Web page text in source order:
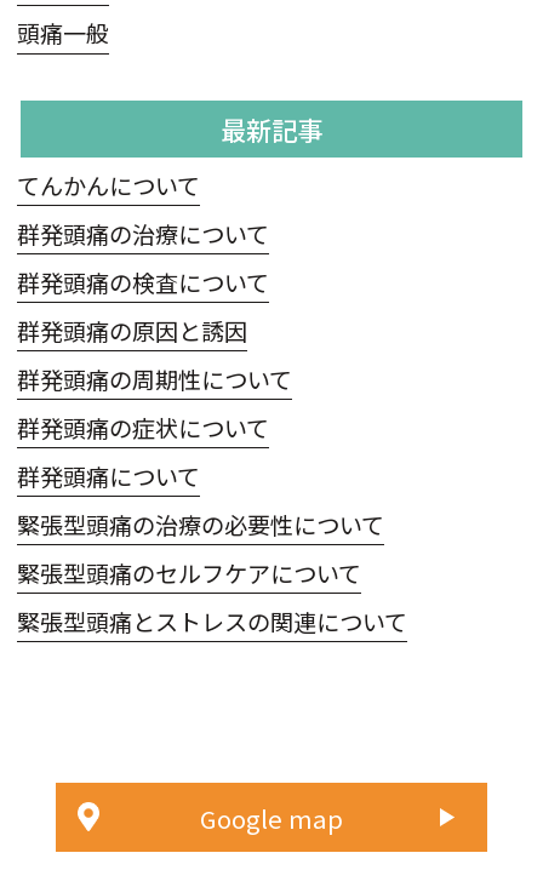
頭痛一般
最新記事
てんかんについて
群発頭痛の治療について
群発頭痛の検査について
群発頭痛の原因と誘因
群発頭痛の周期性について
群発頭痛の症状について
群発頭痛について
緊張型頭痛の治療の必要性について
緊張型頭痛のセルフケアについて
緊張型頭痛とストレスの関連について
Google map